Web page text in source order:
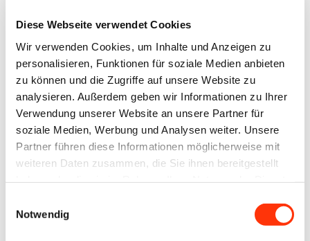
Diese Webseite verwendet Cookies
Wir verwenden Cookies, um Inhalte und Anzeigen zu
personalisieren, Funktionen für soziale Medien anbieten
zu können und die Zugriffe auf unsere Website zu
analysieren. Außerdem geben wir Informationen zu Ihrer
Verwendung unserer Website an unsere Partner für
soziale Medien, Werbung und Analysen weiter. Unsere
Partner führen diese Informationen möglicherweise mit
weiteren Daten zusammen, die Sie ihnen bereitgestellt
Notwendig
Umsetzung der EU-Entwaldungsverordnung vor
Die beteiligten Branchenverbände und deren
Mitglieder befassen sich intensiv mit der
praktischen Umsetzung der neuen Vorgaben. Ziel ist
es, einen wirksamen Beitrag zum Waldschutz zu
leisten – bei gleichzeitig handhabbarem Aufwand für
Unternehmen.
Eine mögliche Vereinfachung sehen die Verbände in
einer gebündelten Vorabmeldung relevanter